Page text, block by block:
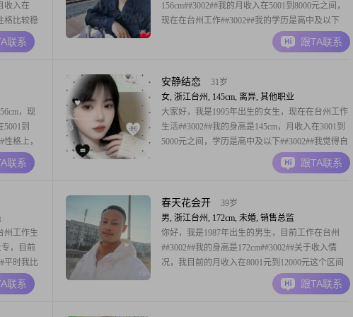
收入在
格比较稳
朋友们
事情习
联系
156cm##3002##我的月收入在5001到8000元之间，
现在在台州工作##3002##我的学历是高中及以下
##3002##我是一个开朗爱笑的人，平时总是带着笑
容面对生活##3002##我性格直率真诚，有什么想法
也是个感性浪漫
跟TA联系
，现
到
格上，
的，对
较享受
联系
安静结恋
31岁
女, 浙江台州, 145cm, 离异, 其他职业
大家好，我是1995年出生的女生，现在在台州工作
生活##3002##我的身高是145cm，月收入在3001到
5000元之间，学历是高中及以下##3002##我觉得自
己是一个独立自信的人，平时善解人意，也希望给
别人带来舒服的感觉##3002##朋友们说我真诚可
福的生活，
跟TA联系
州工作生
专，目前
平时我比
登山徒
达人
联系
春天花会开
39岁
男, 浙江台州, 172cm, 未婚, 销售总监
你好，我是1987年出生的男生，目前工作在台州
##3002##我的身高是172cm##3002##关于收入情
况，我目前的月收入在8001元到12000元这个区间
##3002##学历是高中及以下##3002##平时大家对我
的评价是我这个人稳重可靠，责任感强##3002##在
跟TA联系